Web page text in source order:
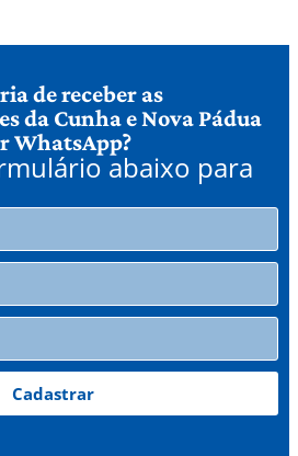
de receber as
da Cunha e Nova Pádua
WhatsApp?
abaixo para
Cadastrar